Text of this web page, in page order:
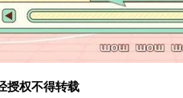
授权不得转载